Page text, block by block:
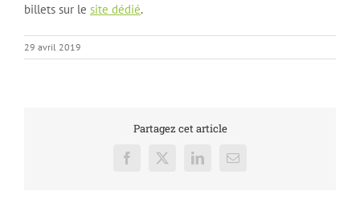
billets sur le site dédié.
29 avril 2019
Partagez cet article
Facebook
X LinkedInEmail